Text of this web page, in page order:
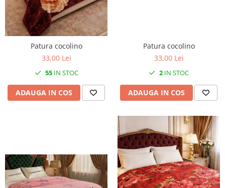
Patura cocolino
33,00 Lei
55IN STOC
ADAUGA IN COS
Patura cocolino
33,00 Lei
2 IN STOC
ADAUGA IN COS